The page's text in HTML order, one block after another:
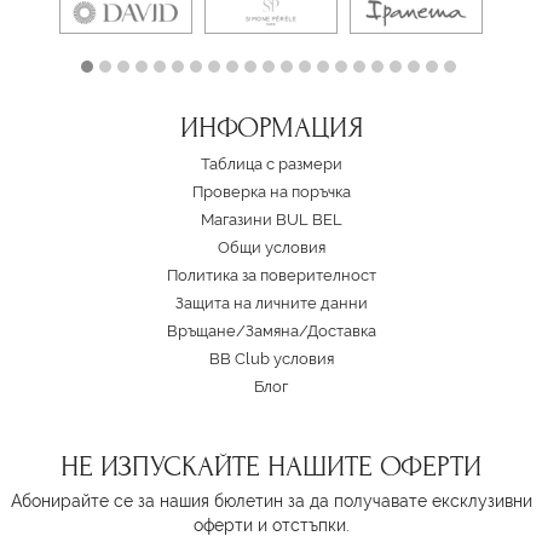
ИНФОРМАЦИЯ
Таблица с размери
Проверка на поръчка
Магазини BUL BEL
Oбщи условия
Политика за поверителност
Защита на личните данни
Връщане/Замяна/Доставка
BB Club условия
Блог
НЕ ИЗПУСКАЙТЕ НАШИТЕ ОФЕРТИ
Абонирайте се за нашия бюлетин за да получавате ексклузивни
оферти и отстъпки.